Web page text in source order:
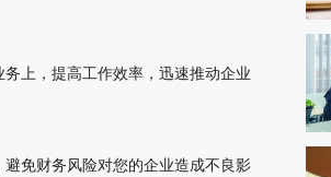
上，提高工作效率，迅速推动企业
免财务风险对您的企业造成不良影